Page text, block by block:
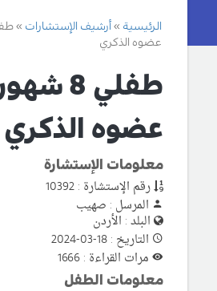
الرئيسية أرشيف الإستشارات
عضوه الذكري
طفلي 8
عضوه الذكري
معلومات الإستشارة
رقم الإستشارة : 10392
المرسل : صهيب
البلد : الأردن
التاريخ : 18-03-2024
مرات القراءة : 1666
معلومات الطفل